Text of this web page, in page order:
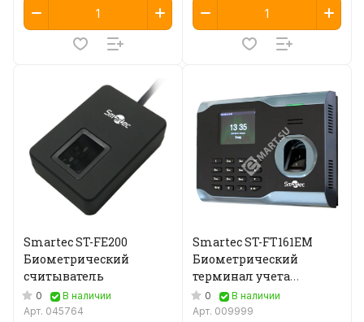
Smartec ST-FE200
Биометрический
считыватель
0
В наличии
Арт. 045764
Smartec ST-FT161EM
Биометрический
терминал учета
рабочего времени
0
В наличии
Арт. 009999